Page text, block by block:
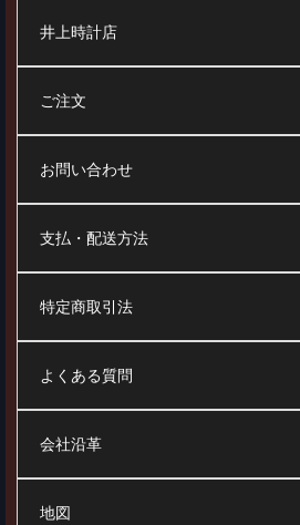
井上時計店
ご注文
お問い合わせ
支払・配送方法
特定商取引法
よくある質問
会社沿革
地図